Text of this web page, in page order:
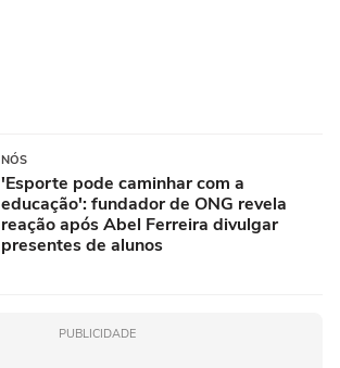
NÓS
'Esporte pode caminhar com a
educação': fundador de ONG revela
reação após Abel Ferreira divulgar
presentes de alunos
PUBLICIDADE